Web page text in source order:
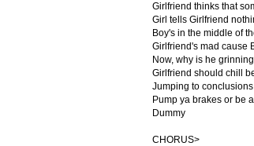
Girlfriend thinks that
Girl tells Girlfriend
Boy's in the middle of
Girlfriend's mad cause
Now, why is he
Girlfriend should chill
Jumping to
Pump ya brakes or be
Dummy
CHORUS>